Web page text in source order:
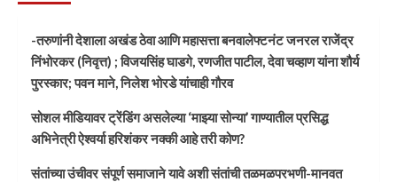
-तरुणांनी देशाला अखंड ठेवा आणि महासत्ता बनवालेफ्टनंट जनरल राजेंद्र
निंभोरकर (निवृत्त) ; विजयसिंह घाडगे, रणजीत पाटील, देवा चव्हाण यांना शौर्य
पुरस्कार; पवन माने, निलेश भोरडे यांचाही गौरव
सोशल मीडियावर ट्रेंडिंग असलेल्या ‘माझ्या सोन्या’ गाण्यातील प्रसिद्ध
अभिनेत्री ऐश्वर्या हरिशंकर नक्की आहे तरी कोण?
संतांच्या उंचीवर संपूर्ण समाजाने यावे अशी संतांची तळमळपरभणी-मानवत